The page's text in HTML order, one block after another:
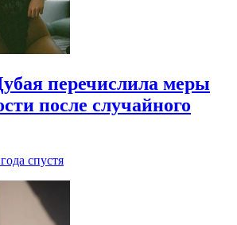
перечислила меры
после случайного
спустя